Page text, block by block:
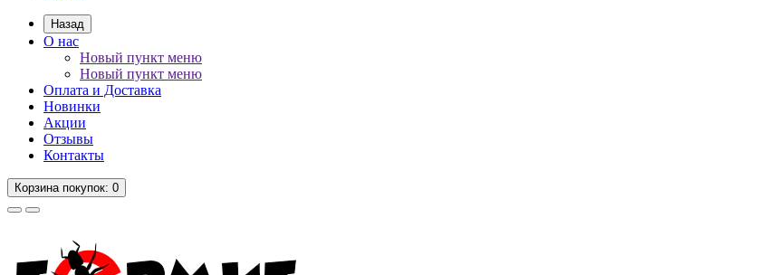
Назад
О нас
Новый пункт меню
Новый пункт меню
Оплата и Доставка
Новинки
Акции
Отзывы
Контакты
Корзинапокупок: 0